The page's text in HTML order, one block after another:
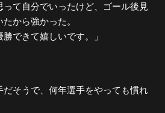
って自分でいったけど、ゴール後見
から強かった。
できて嬉しいです。」
だそうで、何年選手をやっても慣れ